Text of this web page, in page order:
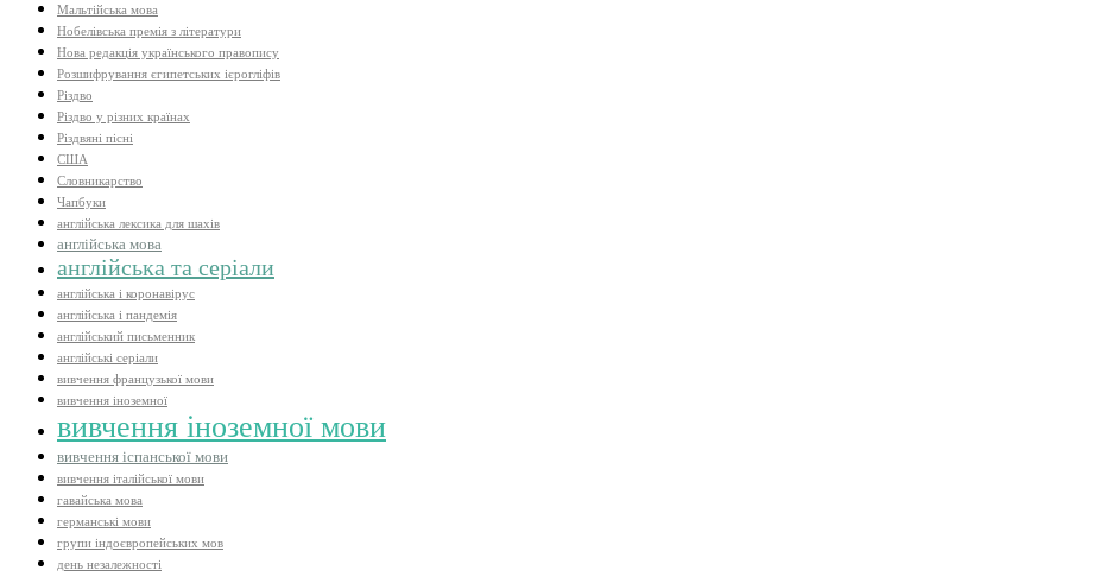
Мальтійська мова
Нобелівська премія з літератури
Нова редакція українського правопису
Розшифрування єгипетських ієрогліфів
Різдво
Різдво у різних країнах
Різдвяні пісні
США
Словникарство
Чапбуки
англійська лексика для шахів
англійська мова
англійська та серіали
англійська і коронавірус
англійська і пандемія
англійський письменник
англійські серіали
вивчення французької мови
вивчення іноземної
вивчення іноземної мови
вивчення іспанської мови
вивчення італійської мови
гавайська мова
германські мови
групи індоєвропейських мов
день незалежності